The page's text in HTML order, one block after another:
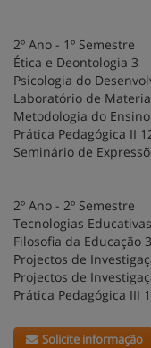
2º Ano - 1º Semestre
Ética e Deontologia 3
Psicologia do
Laboratório de
Metodologia do
Prática Pedagógica II
Seminário de
2º Ano - 2º Semestre
Tecnologias
Filosofia da Educação 3
Projectos de
Projectos de
Prática Pedagógica III
Solicite informação